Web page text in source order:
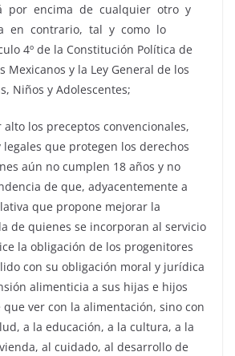
por encima de cualquier otro y
en contrario, tal y como lo
4º de la Constitución Política de
Mexicanos y la Ley General de los
Niños y Adolescentes;
alto los preceptos convencionales,
que protegen los derechos
aún no cumplen 18 años y no
de que, adyacentemente a
que propone mejorar la
de quienes se incorporan al servicio
la obligación de los progenitores
con su obligación moral y jurídica
alimenticia a sus hijas e hijos
ver con la alimentación, sino con
a la educación, a la cultura, a la
al cuidado, al desarrollo de